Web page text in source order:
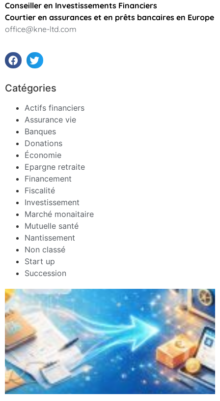
Conseiller en Investissements Financiers
Courtier en assurances et en prêts bancaires en Europe
office@kne-ltd.com
Catégories
Actifs financiers
Assurance vie
Banques
Donations
Économie
Epargne retraite
Financement
Fiscalité
Investissement
Marché monaitaire
Mutuelle santé
Nantissement
Non classé
Start up
Succession